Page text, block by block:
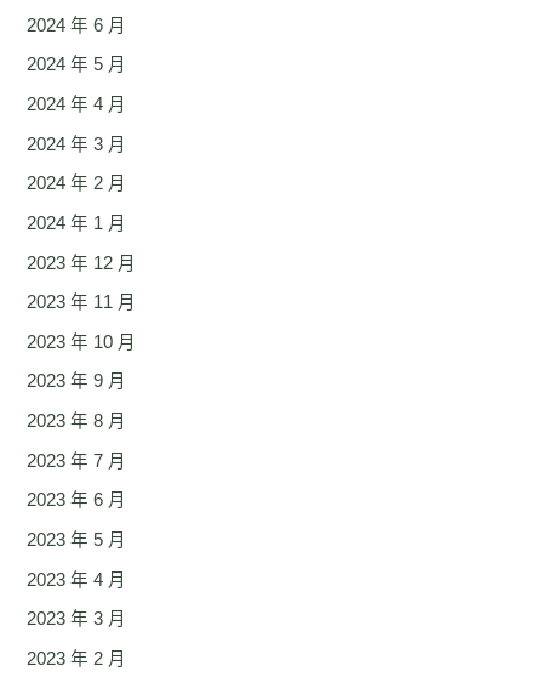
2024 年 6 月
2024 年 5 月
2024 年 4 月
2024 年 3 月
2024 年 2 月
2024 年 1 月
2023 年 12 月
2023 年 11 月
2023 年 10 月
2023 年 9 月
2023 年 8 月
2023 年 7 月
2023 年 6 月
2023 年 5 月
2023 年 4 月
2023 年 3 月
2023 年 2 月